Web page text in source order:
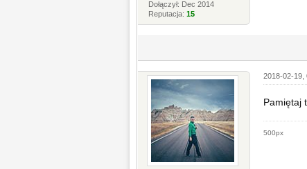
Dołączył: Dec 2014
Reputacja:15
2018-02-19,
Pamiętaj
500px